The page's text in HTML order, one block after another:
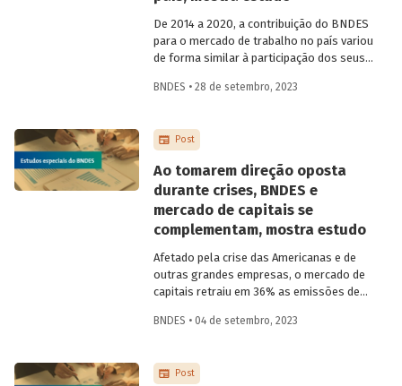
De 2014 a 2020, a contribuição do BNDES
para o mercado de trabalho no país variou
de forma similar à participação dos seus
(PIB). É o que demonstra novo estudo
a relação entre os investimentos fixos
financiados e os empregos no país a
Estimação de Emprego (MEE) do BNDES.
BNDES • 28 de setembro, 2023
Post
Ao tomarem direção oposta
durante crises, BNDES e
mercado de capitais se
complementam, mostra estudo
Afetado pela crise das Americanas e de
outras grandes empresas, o mercado de
capitais retraiu em 36% as emissões de
nos primeiros oito meses do ano, em
2022. Ao mesmo tempo, as consultas ao
BNDES por novos financiamentos
BNDES • 04 de setembro, 2023
Post